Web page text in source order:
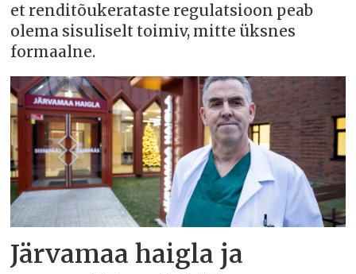
et renditõukerataste regulatsioon peab
olema sisuliselt toimiv, mitte üksnes
formaalne.
Järvamaa haigla ja